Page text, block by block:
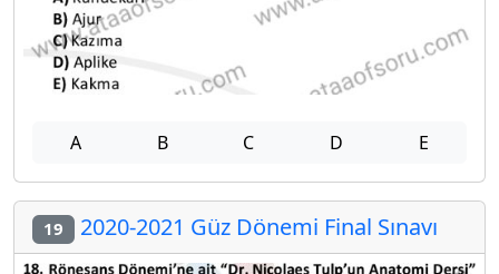
A B C D E
19 2020-2021 Güz Dönemi Final Sınavı